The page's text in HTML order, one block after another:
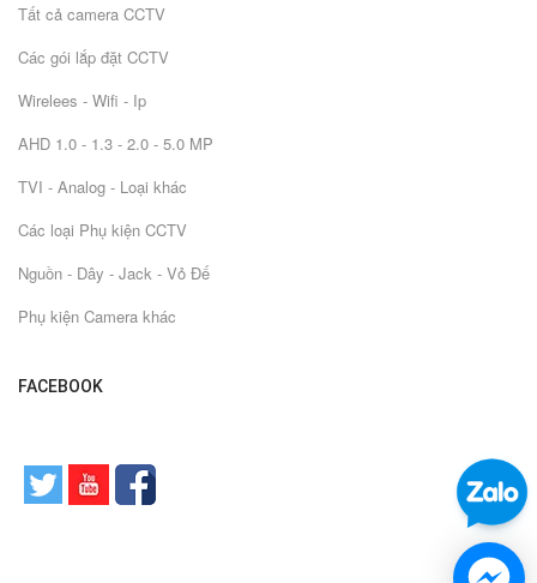
Tất cả camera CCTV
Các gói lắp đặt CCTV
Wirelees - Wifi - Ip
AHD 1.0 - 1.3 - 2.0 - 5.0 MP
TVI - Analog - Loại khác
Các loại Phụ kiện CCTV
Nguồn - Dây - Jack - Vỏ Đế
Phụ kiện Camera khác
FACEBOOK